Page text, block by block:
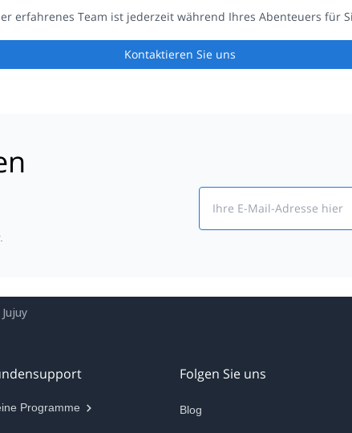
erfahrenes Team ist jederzeit während Ihres Abenteuers für
Kontaktieren Sie uns
Jujuy
Programme
Folgen Sie uns
Blog